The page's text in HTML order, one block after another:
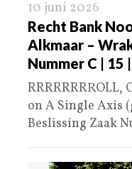
10 juni 2026
Recht Bank
Alkmaar –
Nummer C | 15
RRRRRRRROLL,
on A Single Axis
Beslissing Zaak